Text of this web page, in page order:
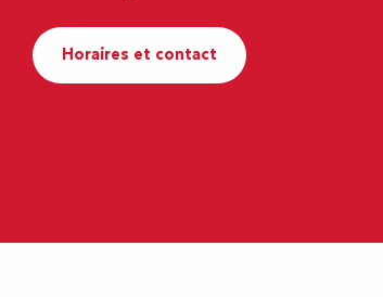
Horaires et contact